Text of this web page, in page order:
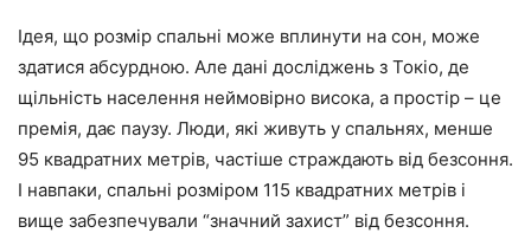
Ідея, що розмір спальні може вплинути на сон, може
здатися абсурдною. Але дані досліджень з Токіо, де
щільність населення неймовірно висока, а простір – це
премія, дає паузу. Люди, які живуть у спальнях, менше
95 квадратних метрів, частіше страждають від безсоння.
І навпаки, спальні розміром 115 квадратних метрів і
вище забезпечували “значний захист” від безсоння.